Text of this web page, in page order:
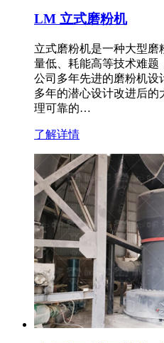
LM 立式磨粉机
立式磨粉机是一种大型
量低、耗能高等技术难题
公司多年先进的磨粉机设
多年的潜心设计改进后的
理可靠的…
了解详情